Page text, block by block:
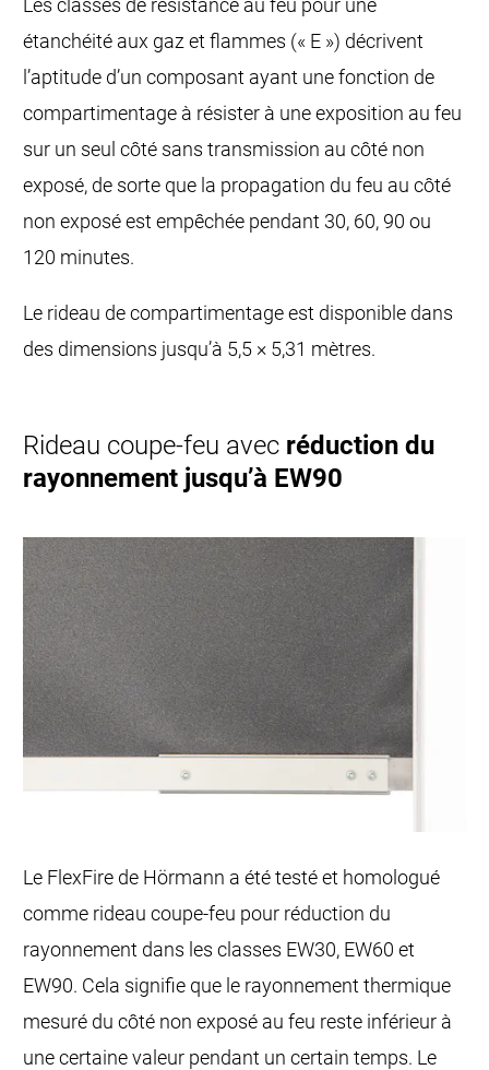
Les classes de résistance au feu pour une
étanchéité aux gaz et flammes (« E ») décrivent
l’aptitude d’un composant ayant une fonction de
compartimentage à résister à une exposition au feu
sur un seul côté sans transmission au côté non
exposé, de sorte que la propagation du feu au côté
non exposé est empêchée pendant 30, 60, 90 ou
120 minutes.
Le rideau de compartimentage est disponible dans
des dimensions jusqu’à 5,5 × 5,31 mètres.
Rideau coupe-feu avec réduction du
rayonnement jusqu’à EW90
Le FlexFire de Hörmann a été testé et homologué
comme rideau coupe-feu pour réduction du
rayonnement dans les classes EW30, EW60 et
EW90. Cela signifie que le rayonnement thermique
mesuré du côté non exposé au feu reste inférieur à
une certaine valeur pendant un certain temps. Le